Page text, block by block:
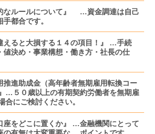
なルールについて』 …資金調達は自己
都合です。
えると大損する１４の項目！』 …手続
値決め・事業構想・働き方・社長の仕
推進助成金（高年齢者無期雇用転換コー
…５０歳以上の有期契約労働者を無期雇
合にご検討ください。
座をどこに置くか』 …金融機関にとって